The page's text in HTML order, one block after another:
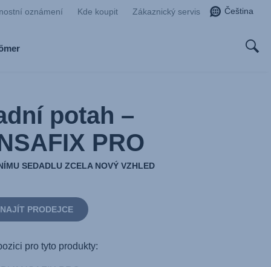
oznámení Kde koupit Zákaznický servis Čeština
potah –
PRO
SEDADLU ZCELA NOVÝ VZHLED
NAJÍT PRODEJCE
pro tyto produkty: